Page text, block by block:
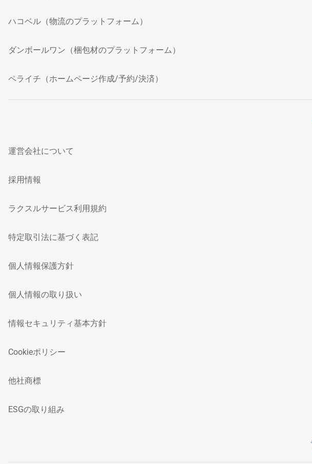
ハコベル（物流のプラットフォーム）
ダンボールワン（梱包材のプラットフォーム）
ペライチ（ホームページ作成/予約/決済）
運営会社について
採用情報
ラクスルサービス利用規約
特定取引法に基づく表記
個人情報保護方針
個人情報の取り扱い
情報セキュリティ基本方針
Cookieポリシー
他社商標
ESGの取り組み